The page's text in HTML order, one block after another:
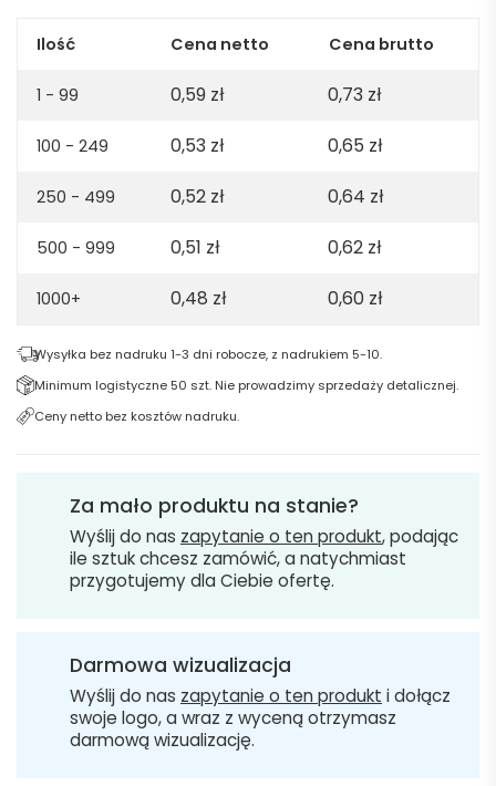
Ilość Cena netto Cena brutto
1 - 99 0,59 zł 0,73 zł
100 - 249 0,53 zł 0,65 zł
250 - 499 0,52 zł 0,64 zł
500 - 999 0,51 zł 0,62 zł
1000+ 0,48 zł 0,60 zł
Wysyłka bez nadruku 1-3 dni robocze, z nadrukiem 5-10.
Minimum logistyczne 50 szt. Nie prowadzimy sprzedaży detalicznej.
Ceny netto bez kosztów nadruku.
Za mało produktu na stanie?
Wyślij do nas zapytanie o ten produkt, podając
ile sztuk chcesz zamówić, a natychmiast
przygotujemy dla Ciebie ofertę.
Darmowa wizualizacja
Wyślij do nas zapytanie o ten produkt i dołącz
swoje logo, a wraz z wyceną otrzymasz
darmową wizualizację.